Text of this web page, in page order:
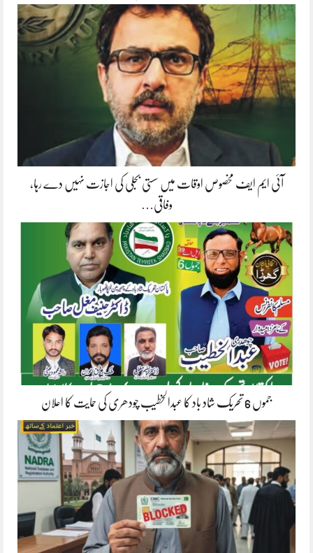
آئی ایم ایف مخصوص اوقات میں سستی بجلی کی اجازت نہیں دے رہا،
وفاقی…
جموں 6 تحریک شاد باد کا عبدالخطیب چودھری کی حمایت کا اعلان